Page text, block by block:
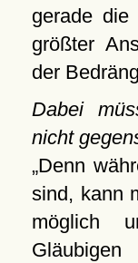
gerade die
größter
der
Dabei
nicht
Denn
sind, kann
möglich